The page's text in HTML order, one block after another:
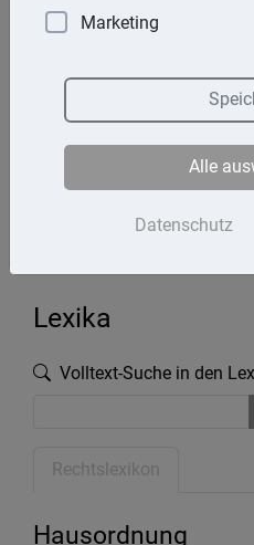
Kontakt
Datenschutz
Lexika
Volltext-Suche in den
Rechtslexikon
Hausordnung
Marketing
Datenschutz
Alle